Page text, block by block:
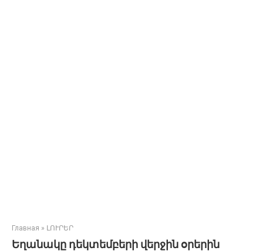
Главная » ԼՈՒՐԵՐ
Եղանակը դեկտեմբերի վերջին օրերին